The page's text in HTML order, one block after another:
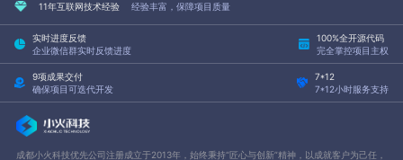
11年互联网技术经验 经验丰富，保障项目质量
实时进度反馈
企业微信群实时反馈进度
100%全开源代码
完全掌控项目主权
9项成果交付
确保项目可迭代开发
7*12
7*12小时服务支持
成都小火科技优先公司注册成立于2013年，始终秉持“匠心与创新”精神，以成就客户为己任，